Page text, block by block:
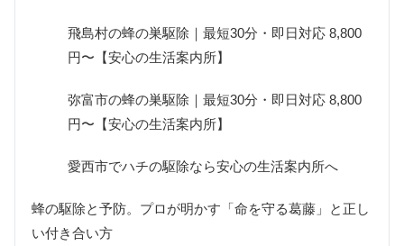
飛島村の蜂の巣駆除｜最短30分・即日対応 8,800
円〜【安心の生活案内所】
弥富市の蜂の巣駆除｜最短30分・即日対応 8,800
円〜【安心の生活案内所】
愛西市でハチの駆除なら安心の生活案内所へ
蜂の駆除と予防。プロが明かす「命を守る葛藤」と正し
い付き合い方